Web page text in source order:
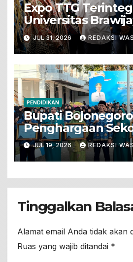
Expo TTG
Universitas
Hadirkan Inovasi
Untuk Bojonegoro
JUL 31, 2026 REDAKSI
PENDIDIKAN
Bupati
Penghargaan
Anak
JUL 19, 2026 REDAKSI
Tinggalkan
Alamat email Anda tidak akan
Ruas yang wajib ditandai *